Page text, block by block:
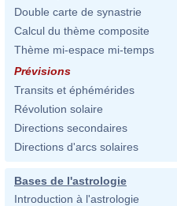
Double carte de synastrie
Calcul du thème composite
Thème mi-espace mi-temps
Prévisions
Transits et éphémérides
Révolution solaire
Directions secondaires
Directions d'arcs solaires
Bases de l'astrologie
Introduction à l'astrologie